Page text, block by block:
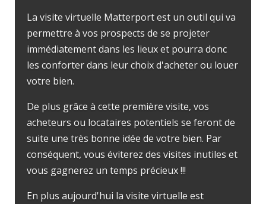
La visite virtuelle Matterport est un outil qui va
permettre à vos prospects de se projeter
immédiatement dans les lieux et pourra donc
les conforter dans leur choix d'acheter ou louer
votre bien.
De plus grâce à cette première visite, vos
acheteurs ou locataires potentiels se feront de
suite une très bonne idée de votre bien. Par
conséquent, vous éviterez des visites inutiles et
vous gagnerez un temps précieux !!!
En plus aujourd'hui la visite virtuelle est